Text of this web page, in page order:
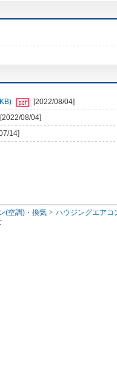
[2022/08/04]
[2022/08/04]
14]
(空調)・換気 ハウジングエアコ